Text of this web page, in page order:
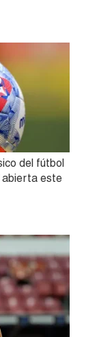
del fútbol
abierta este